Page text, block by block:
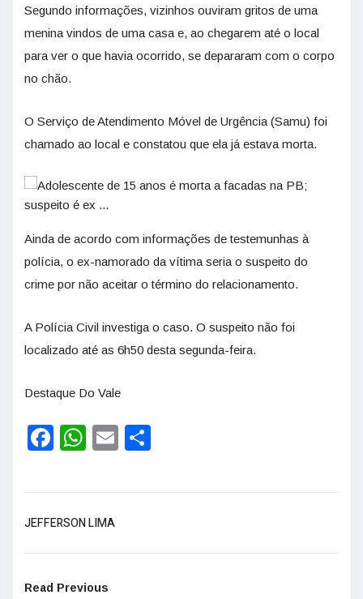
Segundo informações, vizinhos ouviram gritos de uma
menina vindos de uma casa e, ao chegarem até o local
para ver o que havia ocorrido, se depararam com o corpo
no chão.
O Serviço de Atendimento Móvel de Urgência (Samu) foi
chamado ao local e constatou que ela já estava morta.
Ainda de acordo com informações de testemunhas à
polícia, o ex-namorado da vítima seria o suspeito do
crime por não aceitar o término do relacionamento.
A Polícia Civil investiga o caso. O suspeito não foi
localizado até as 6h50 desta segunda-feira.
Destaque Do Vale
Facebook
WhatsApp
Email
JEFFERSON LIMA
Read Previous